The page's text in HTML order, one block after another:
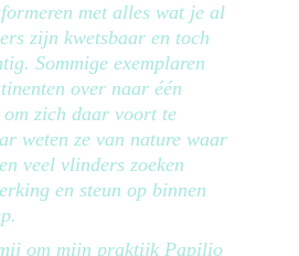
met alles wat je al
zijn kwetsbaar en toch
Sommige exemplaren
over naar één
zich daar voort te
weten ze van nature waar
veel vlinders zoeken
en steun op binnen
om mijn praktijk Papilio